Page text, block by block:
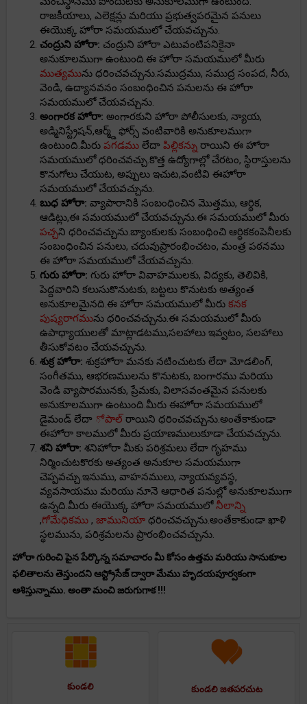
రాజకీయాలు, ఎలెక్షన్లు మరియు ప్రభుత్వపరమైన పనులు
ఈయొక్క హోరా సమయములో చేయవచ్చును.
చంద్రుని హోరా: చంద్రుని హోరా ఎటువంటిపనికైనా
అనుకూలముగా ఉంటుంది.ఈ హోరా సమయములో మీరు
ముత్యమును ధరించవచ్చును.సముద్రము, సముద్ర సంపద, నీరు,
వెండి, ఉద్యానవనం సంబంధించిన పనులను ఈ హోరా
సమయములో చేయవచ్చును.
అంగారక హోరా: అంగారకుని హోరా పోలీసులకు, న్యాయ,
అడ్మినిస్ట్రేషన్,ఆర్మ్డ్ ఫోర్స్ వంటివారికి అనుకూలముగా
ఉంటుంది.మీరు పగడము లేదా పిల్లికన్ను రాయిని ఈ హోరా
సమయములో ధరించవచ్చు.కొత్త ఉద్యోగాల్లో చేరటం, స్థిరాస్తులను
కొనుగోలు చేయుట, అప్పులు ఇచుట,వంటివి ఈహోరా
సమయములో చేయవచ్చును.
బుధ హోరా: వ్యాపారానికి సంబంధించిన మొత్తము, ఆర్ధిక,
ఆడిట్లు,ఈ సమయములో చేయవచ్చును.ఈ సమయములో మీరు
పచ్చని ధరించవచ్చును.బ్యాంకులకు సంబంధించి ఆర్ధికకంపెనీలకు
సంబంధించిన పనులు, చదువుప్రారంభించటం, మంత్ర పఠనము
ఈ హోరా సమయములో చేయవచ్చును.
గురు హోరా: గురు హోరా వివాహములకు, విద్యకు, తెలివికి,
పెద్దవారిని కలుసుకొనుటకు, బట్టలు కొనుటకు అత్యంత
అనుకూలమైనది.ఈ హోరా సమయములో మీరు కనక
పుష్యరాగమును ధరించవచ్చును.ఈ సమయములో మీరు
ఉపాధ్యాయులతో మాట్లాడటము,సలహాలు ఇవ్వటం, సలహాలు
తీసుకోవటం చేయవచ్చును.
శుక్ర హోరా: శుక్రహోరా మనకు నటించుటకు లేదా మోడలింగ్,
సంగీతము, ఆభరణములను కొనుటకు, బంగారము మరియు
వెండి వ్యాపారమునకు, ప్రేమకు, విలాసవంతమైన పనులకు
అనుకూలముగా ఉంటుంది.మీరు ఈహోరా సమయములో
డైమండ్ లేదా ోపాల్ రాయిని ధరించవచ్చును.అంతేకాకుండా
ఈహోరా కాలములో మీరు ప్రయాణములుకూడా చేయవచ్చును.
శని హోరా: శనిహోరా మీకు పరిశ్రమలు లేదా గృహము
నిర్మించుటకొరకు అత్యంత అనుకూల సమయముగా
చెప్పవచ్చు.ఇనుము, వాహనములు, న్యాయవ్యవస్థ,
వ్యవసాయము మరియు నూనె ఆధారిత పనుల్లో అనుకూలముగా
ఉన్నది.మీరు ఈయొక్క హోరా సమయములోనీలాన్ని
,గోమేధికము , జామునియా ధరించవచ్చును.అంతేకాకుండా ఖాళి
స్థలమును, పరిశ్రమలను ప్రారంభించవచ్చును.
హోరా గురించి పైన పేర్కొన్న సమాచారం మీ కోసం ఉత్తమ మరియు సానుకూల
ఫలితాలను తెస్తుందని ఆస్ట్రోసేజ్ ద్వారా మేము హృదయపూర్వకంగా
ఆశిస్తున్నాము. అంతా మంచి జరుగుగాక !!!
కుండలి కుండలి జతపరచుట